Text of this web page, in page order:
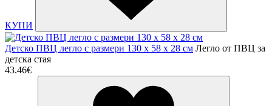
КУПИ
Детско ПВЦ легло с размери 130 х 58 х 28 см Легло от ПВЦ за
детска стая
43.46€